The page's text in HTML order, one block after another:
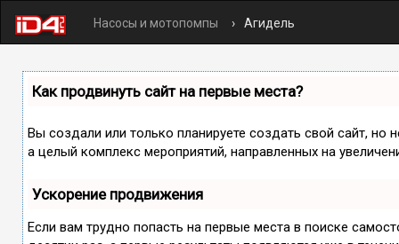
Насосы и мотопомпы Агидель
Как продвинуть сайт на первые места?
Вы создали или только планируете создать свой сайт, но
а целый комплекс мероприятий, направленных на
Ускорение продвижения
Если вам трудно попасть на первые места в поиске